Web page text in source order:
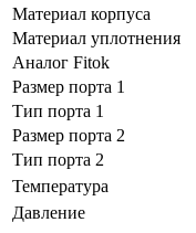
Материал корпуса
Материал уплотнения
Аналог Fitok
Размер порта 1
Тип порта 1
Размер порта 2
Тип порта 2
Температура
Давление